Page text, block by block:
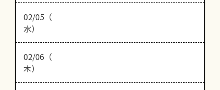
02/05（
水）
02/06（
木）